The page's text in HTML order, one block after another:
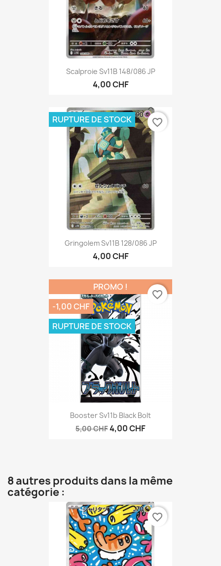
Scalproie Sv11B 148/086 JP
4,00 CHF
Gringolem Sv11B 128/086 JP
4,00 CHF
RUPTURE DE STOCK favorite_border
Booster Sv11b Black Bolt
5,00 CHF4,00 CHF
PROMO !
-1,00 CHF
RUPTURE DE STOCK
favorite_border
8 autres produits dans la même
catégorie :
favorite_border